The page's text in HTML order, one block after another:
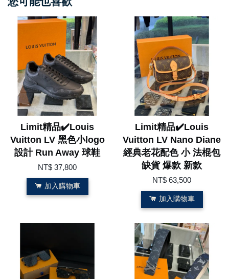
Limit精品✔️Louis
Vuitton LV 黑色小logo
設計 Run Away 球鞋
NT$ 37,800
加入購物車
Limit精品✔️Louis
Vuitton LV Nano Diane
經典老花配色 小 法棍包
缺貨 爆款 新款
NT$ 63,500
加入購物車